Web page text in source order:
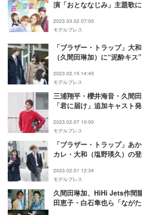
演「おとななじみ」主題歌
2023.03.02 07:00
モデルプレス
「ブラザー・トラップ」大
（久間田琳加）に“泥酔キ
2023.02.15 14:45
モデルプレス
三浦翔平・櫻井海音・久間
「君に届け」追加キャスト
2023.02.07 10:00
モデルプレス
「ブラザー・トラップ」あ
カレ・大和（塩野瑛久）の
2023.02.01 12:34
モデルプレス
久間田琳加、HiHi Jets作間
田恵子・白石隼也ら「なが